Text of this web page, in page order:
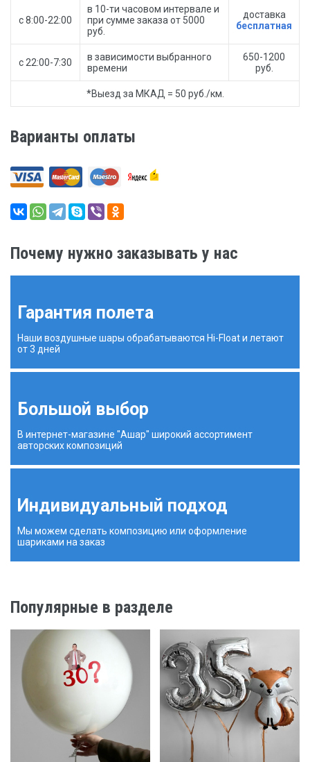
с 8:00-22:00
в 10-ти часовом интервале и
при сумме заказа от 5000
руб.
доставка
бесплатная
с 22:00-7:30
в зависимости выбранного
времени
650-1200
руб.
*Выезд за МКАД = 50 руб./км.
Варианты оплаты
Почему нужно заказывать у нас
Гарантия полета
Наши воздушные шары обрабатываются Hi-Float и летают
от 3 дней
Большой выбор
В интернет-магазине "Ашар" широкий ассортимент
авторских композиций
Индивидуальный подход
Мы можем сделать композицию или оформление
шариками на заказ
Популярные в разделе